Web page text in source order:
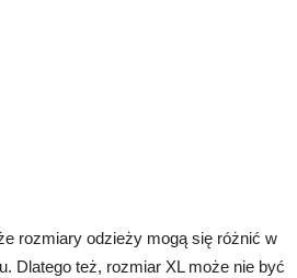
rozmiary odzieży mogą się różnić w
Dlatego też, rozmiar XL może nie być